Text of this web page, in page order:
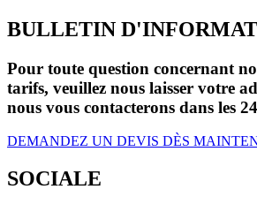
BULLETIN
Pour toute question concernant
tarifs, veuillez nous laisser votre
nous vous contacterons dans les
DEMANDEZ UN DEVIS DÈS
SOCIALE